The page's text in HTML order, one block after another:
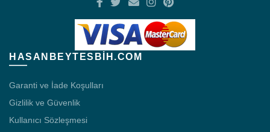
HASANBEYTESBIH.COM
Garanti ve İade Koşulları
Gizlilik ve Güvenlik
Kullanıcı Sözleşmesi